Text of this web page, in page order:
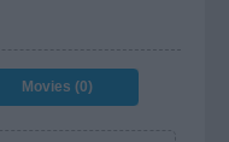
Movies (0)